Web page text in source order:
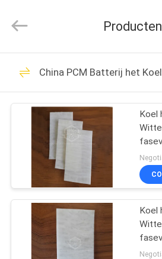
HUIS
PRODUCTEN
ONGEVEER
FABRIEKSREIS
energy
Technology
Rights
Bio
PCM
Producten
China PCM Batterij het
Koel
die
Hitte
Koel